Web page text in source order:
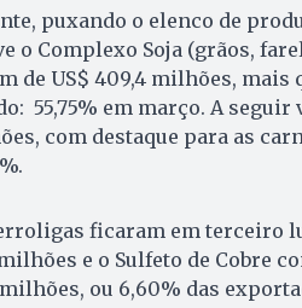
puxando o elenco de
o Complexo Soja (grãos,
de US$ 409,4 milhões,
55,75% em março. A
com destaque para as
ficaram em terceiro
e o Sulfeto de Cobre
ou 6,60% das